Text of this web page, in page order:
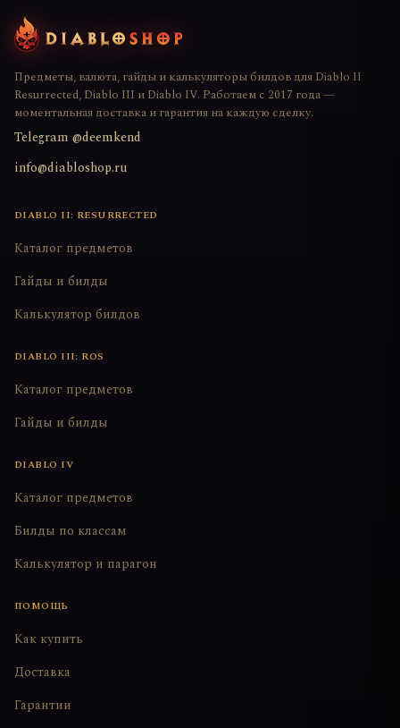
Предметы, валюта, гайды и калькуляторы билдов для Diablo II
Resurrected, Diablo III и Diablo IV. Работаем с 2017 года —
моментальная доставка и гарантия на каждую сделку.
Telegram @deemkend
info@diabloshop.ru
DIABLO II: RESURRECTED
Каталог предметов
Гайды и билды
Калькулятор билдов
DIABLO III: ROS
Каталог предметов
Гайды и билды
DIABLO IV
Каталог предметов
Билды по классам
Калькулятор и парагон
ПОМОЩЬ
Как купить
Доставка
Гарантии